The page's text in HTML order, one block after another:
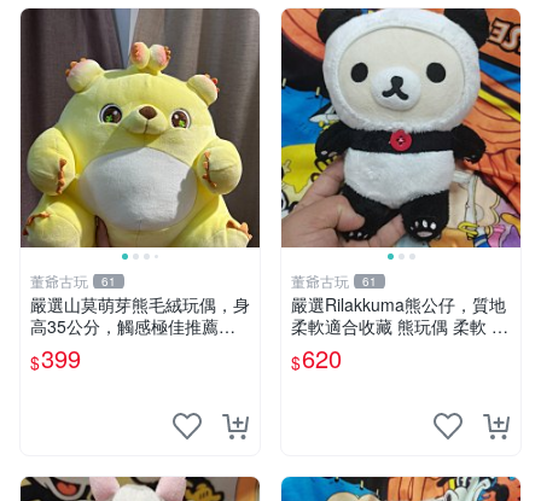
董爺古玩 61
嚴選山莫萌芽熊毛絨玩偶，身
高35公分，觸感極佳推薦收
藏 萌芽熊 毛絨玩偶 串珠玩偶
$399
董爺古玩 61
嚴選Rilakkuma熊公仔，質地
柔軟適合收藏 熊玩偶 柔軟 公
仔 收藏
$620